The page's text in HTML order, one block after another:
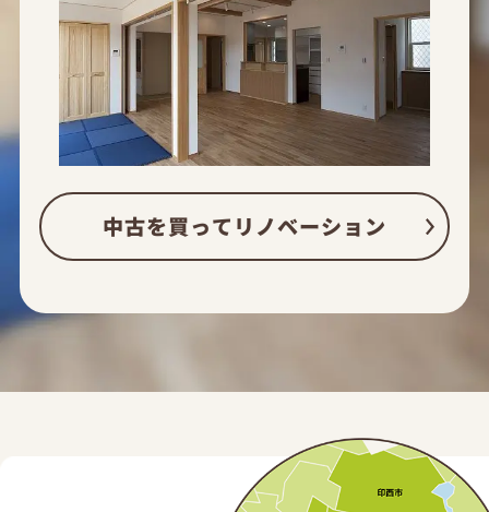
中古を買ってリノベーション